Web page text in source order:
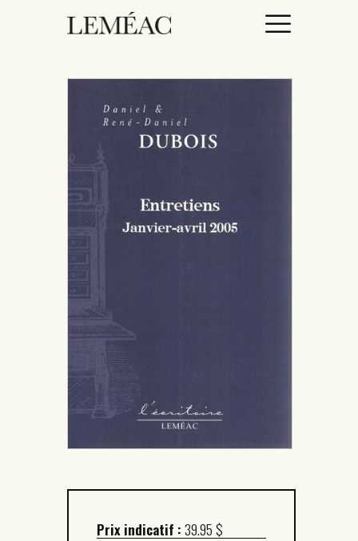
ACCUEIL
CATALOGUE
AUTEURICES
DROITS / RIGHTS
À PROPOS
Prix indicatif :39.95 $